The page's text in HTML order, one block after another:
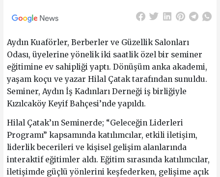
Aydın Kuaförler, Berberler ve Güzellik Salonları
Odası, üyelerine yönelik iki saatlik özel bir seminer
eğitimine ev sahipliği yaptı. Dönüşüm anka akademi,
yaşam koçu ve yazar Hilal Çatak tarafından sunuldu.
Seminer, Aydın İş Kadınları Derneği iş birliğiyle
Kızılcaköy Keyif Bahçesi’nde yapıldı.
Hilal Çatak’ın Seminerde; “Geleceğin Liderleri
Programı” kapsamında katılımcılar, etkili iletişim,
liderlik becerileri ve kişisel gelişim alanlarında
interaktif eğitimler aldı. Eğitim sırasında katılımcılar,
iletişimde güçlü yönlerini keşfederken, gelişime açık